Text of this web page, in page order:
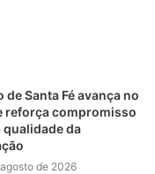
de Santa Fé avança no
reforça compromisso
qualidade da
de 2026